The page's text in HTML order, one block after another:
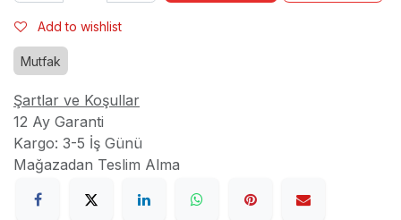
Add to wishlist
Mutfak
Şartlar ve Koşullar
12 Ay Garanti
Kargo: 3-5 İş Günü
Mağazadan Teslim Alma